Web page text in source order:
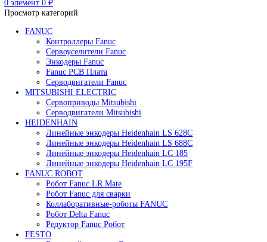
Редуктор Fanuc Робот
Робот Delta Fanuc
Робот Fanuc LR Mate
Робот Fanuc для сварки
элемент / 0₽
Меню
элемент 0₽
Просмотр категорий
FANUC
Контроллеры Fanuc
Сервоуселители Fanuc
Энкодеры Fanuc
Fanuc PCB Плата
Серводвигатели Fanuc
MITSUBISHI ELECTRIC
Сервоприводы Mitsubishi